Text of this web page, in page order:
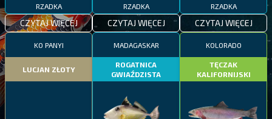
RZADKA
CZYTAJ WIĘCEJ
RZADKA
CZYTAJ WIĘCEJ
RZADKA
CZYTAJ WIĘCEJ
KO PANYI
LUCJAN ZŁOTY
MADAGASKAR
ROGATNICA
GWIAŹDZISTA
KOLORADO
TĘCZAK
KALIFORNIJSKI